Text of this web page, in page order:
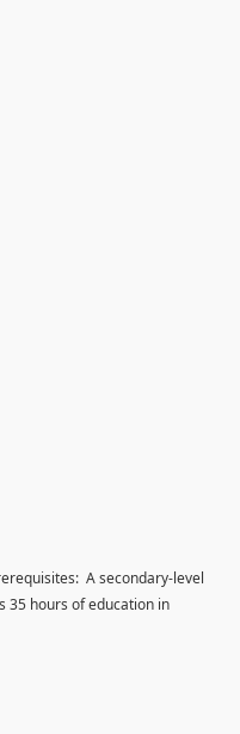
A secondary-level
35 hours of education in